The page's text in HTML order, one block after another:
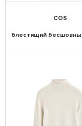
COS
блестящий